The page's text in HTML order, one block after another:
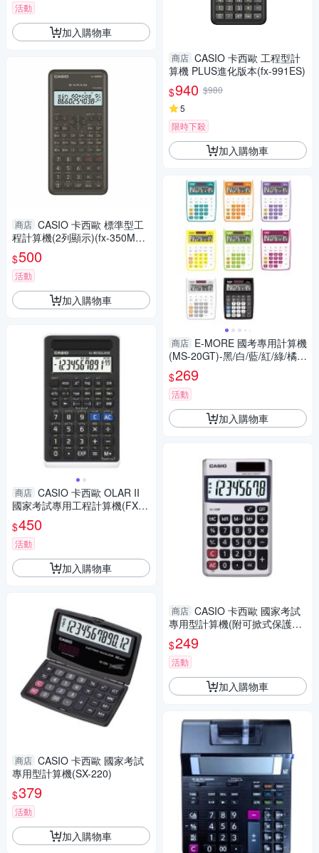
活動
加入購物車
商店 CASIO 卡西歐 標準型工
程計算機(2列顯示)(fx-350MS-
2)(隨機附硬式外蓋)
$500
活動
加入購物車
商店 CASIO 卡西歐 OLAR II
國家考試專用工程計算機(FX-8
2S)
$450
活動
加入購物車
商店 CASIO 卡西歐 國家考試
專用型計算機(SX-220)
$379
活動
加入購物車
商店 CASIO 卡西歐 工程型計
算機 PLUS進化版本(fx-991ES)
$940 $980
5
限時下殺
加入購物車
商店 E-MORE 國考專用計算機
(MS-20GT)-黑/白/藍/紅/綠/橘/
黃/紫
$269
活動
加入購物車
商店 CASIO 卡西歐 國家考試
專用型計算機(附可掀式保護殼)
(SX-300P-N)
$249
活動
加入購物車